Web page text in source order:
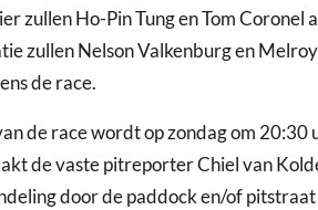
zullen Ho-Pin Tung en Tom
zullen Nelson Valkenburg en
de race.
de race wordt op zondag om 20:30
de vaste pitreporter Chiel van
door de paddock en/of